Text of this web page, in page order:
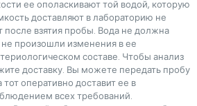
ее ополаскивают той водой, которую
доставляют в лабораторию не
после взятия пробы. Вода не должна
не произошли изменения в ее
составе. Чтобы анализ
доставку. Вы можете передать пробу
оперативно доставит ее в
всех требований.